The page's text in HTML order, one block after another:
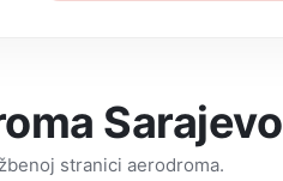
Sarajevo
stranici aerodroma.